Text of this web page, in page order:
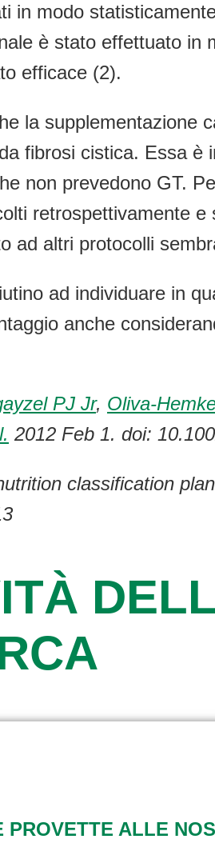
in modo
è stato effettuato in
efficace (2).
la
fibrosi cistica. Essa
non prevedono GT.
retrospettivamente
ad altri protocolli
ad individuare in
anche
PJ Jr, Oliva-
2012 Feb 1. doi:
classification
ALLE